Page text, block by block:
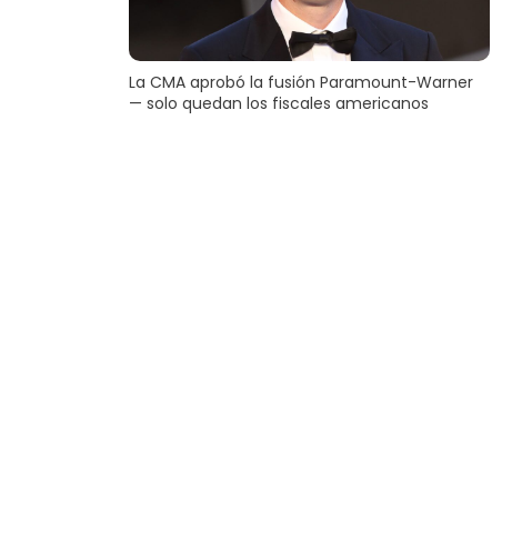
La CMA aprobó la fusión Paramount-Warner
— solo quedan los fiscales americanos